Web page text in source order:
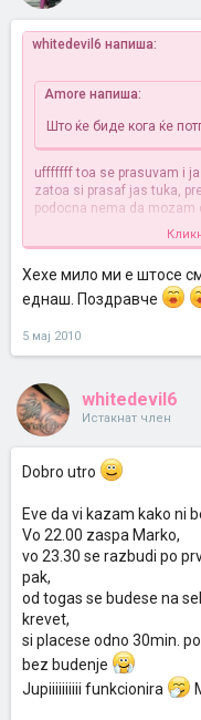
whitedevil6 напиша:
Amore напиша:
Што ќе биде кога ќе
ufffffff toa se prasuvam i
zatoa si prasaf jas tuka,
podocna nema da mozam
Fala ti i na tebe na sovetot
I da vi se pofalam..od
i dosega super ni odija
sekoj den se podobro ke ni
Хехе мило ми е штосе
еднаш. Поздравче
5 мај 2010
whitedevil6
Истакнат член
Dobro utro
Eve da vi kazam kako ni
Vo 22.00 zaspa Marko,
vo 23.30 se razbudi po
pak,
od togas se budese na
krevet,
si placese odno 30min.
bez budenje
Jupiiiiiiiiii funkcionira